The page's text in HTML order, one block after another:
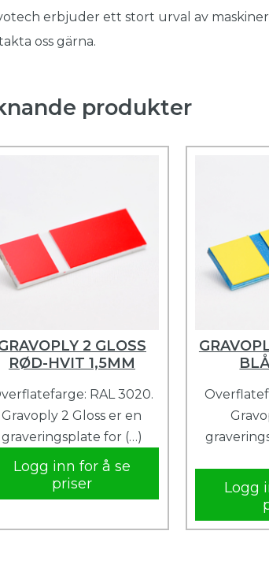
erbjuder ett stort urval av
oss gärna.
produkter
2 GLOSS
RØD-HVIT 1,5MM
RAL 3020.
Gravoply 2 Gloss er en
graveringsplate for (…)
Logg inn for å se
priser
Logg